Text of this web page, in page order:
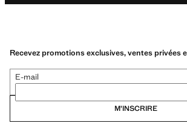
Recevez promotions exclusives, ventes privées
E-mail
M’INSCRIRE